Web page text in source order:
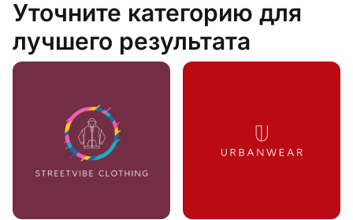
Уточните категорию для
лучшего результата